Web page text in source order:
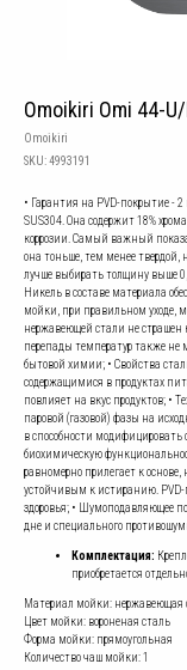
Omoikiri Omi 44-
Omoikiri
SKU:4993191
• Гарантия на PVD-покрытие -
SUS304. Она содержит 18%
коррозии. Самый важный
она тоньше, тем менее
лучше выбирать толщину выше
Никель в составе материала
мойки, при правильном уходе,
нержавеющей стали не страшен
перепады температур также
бытовой химии; • Свойства
содержащимися в продуктах
повлияет на вкус продуктов; •
паровой (газовой) фазы на
в способности модифицировать
биохимическую
равномерно прилегает к
устойчивым к истиранию. PVD-
здоровья; • Шумоподавляющее
дне и специального
Комплектация:
приобретается
Материал мойки: нержавеющая
Цвет мойки: вороненая сталь
Форма мойки: прямоугольная
Количество чаш мойки: 1